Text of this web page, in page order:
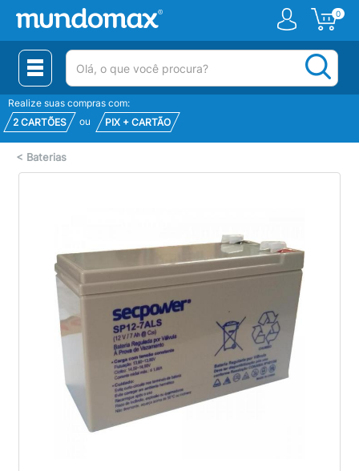
0
(pesquisar)
Realize suas compras com:
2 CARTÕES
ou PIX + CARTÃO
< Baterias